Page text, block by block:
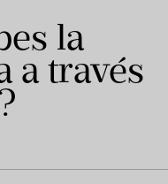
la
a través